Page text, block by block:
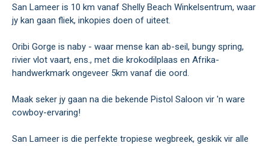
San Lameer is 10 km vanaf Shelly Beach Winkelsentrum, waar
jy kan gaan fliek, inkopies doen of uiteet.
Oribi Gorge is naby - waar mense kan ab-seil, bungy spring,
rivier vlot vaart, ens., met die krokodilplaas en Afrika-
handwerkmark ongeveer 5km vanaf die oord.
Maak seker jy gaan na die bekende Pistol Saloon vir 'n ware
cowboy-ervaring!
San Lameer is die perfekte tropiese wegbreek, geskik vir alle